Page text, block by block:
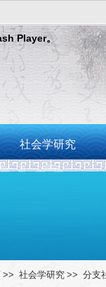
Player。
社会学研究
>> 社会学研究 >> 分支